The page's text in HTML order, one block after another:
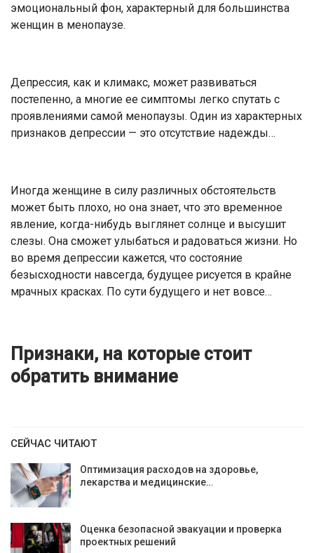
эмоциональный фон, характерный для большинства
женщин в менопаузе.
Депрессия, как и климакс, может развиваться
постепенно, а многие ее симптомы легко спутать с
проявлениями самой менопаузы. Один из характерных
признаков депрессии — это отсутствие надежды…
Иногда женщине в силу различных обстоятельств
может быть плохо, но она знает, что это временное
явление, когда-нибудь выглянет солнце и высушит
слезы. Она сможет улыбаться и радоваться жизни. Но
во время депрессии кажется, что состояние
безысходности навсегда, будущее рисуется в крайне
мрачных красках. По сути будущего и нет вовсе…
Признаки, на которые стоит
обратить внимание
СЕЙЧАС ЧИТАЮТ
Оптимизация расходов на здоровье,
лекарства и медицинские…
Оценка безопасной эвакуации и проверка
проектных решений